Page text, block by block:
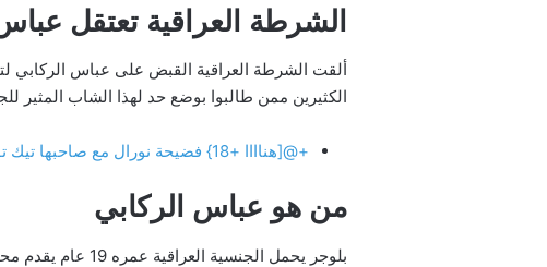
الشرطة العراقية تعتقل
ألقت الشرطة العراقية القبض على عباس الركابي
الكثيرين ممن طالبوا بوضع حد لهذا الشاب المثير
+@[هناااا +18} فضيحة نورال مع صاحبها تيك توك tik tok 2024 استمتع بالفيديو مجانا بدقة عالية
من هو عباس الركابي
بلوجر يحمل